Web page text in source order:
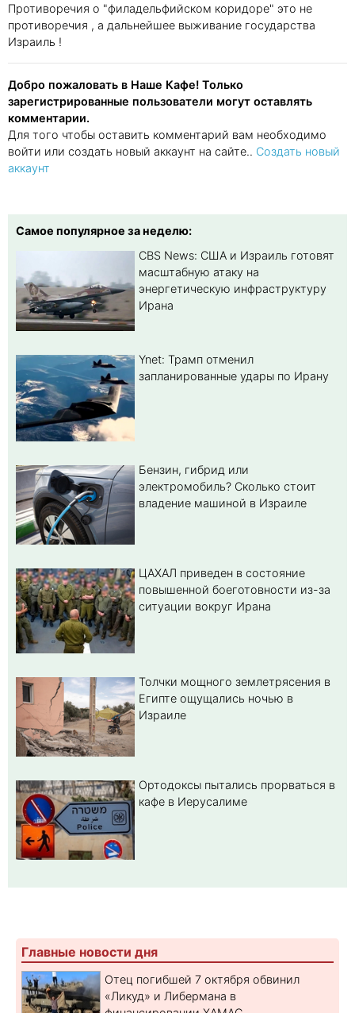
Противоречия о "филадельфийском коридоре" это не
противоречия , а дальнейшее выживание государства
Израиль !
Добро пожаловать в Наше Кафе! Только
зарегистрированные пользователи могут оставлять
комментарии.
Для того чтобы оставить комментарий вам необходимо
войти или создать новый аккаунт на сайте.. Создать новый
аккаунт
Самое популярное за неделю:
CBS News: США и Израиль готовят
масштабную атаку на
энергетическую инфраструктуру
Ирана
Ynet: Трамп отменил
запланированные удары по Ирану
Бензин, гибрид или
электромобиль? Cколько стоит
владение машиной в Израиле
ЦАХАЛ приведен в состояние
повышенной боеготовности из-за
ситуации вокруг Ирана
Толчки мощного землетрясения в
Египте ощущались ночью в
Израиле
Ортодоксы пытались прорваться в
кафе в Иерусалиме
Главные новости дня
Отец погибшей 7 октября обвинил
«Ликуд» и Либермана в